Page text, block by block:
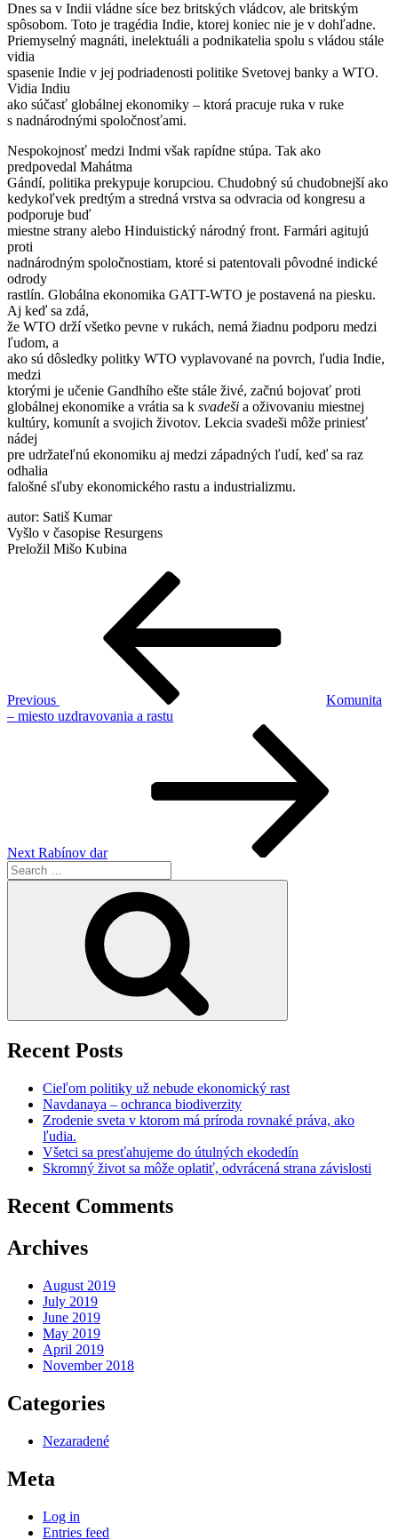
Dnes sa v Indii vládne síce bez britských vládcov, ale britským
spôsobom. Toto je tragédia Indie, ktorej koniec nie je v dohľadne.
Priemyselný magnáti, inelektuáli a podnikatelia spolu s vládou stále
vidia
spasenie Indie v jej podriadenosti politike Svetovej banky a WTO.
Vidia Indiu
ako súčasť globálnej ekonomiky – ktorá pracuje ruka v ruke
s nadnárodnými spoločnosťami.
Nespokojnosť medzi Indmi však rapídne stúpa. Tak ako
predpovedal Mahátma
Gándí, politika prekypuje korupciou. Chudobný sú chudobnejší ako
kedykoľvek predtým a stredná vrstva sa odvracia od kongresu a
podporuje buď
miestne strany alebo Hinduistický národný front. Farmári agitujú
proti
nadnárodným spoločnostiam, ktoré si patentovali pôvodné indické
odrody
rastlín. Globálna ekonomika GATT-WTO je postavená na piesku.
Aj keď sa zdá,
že WTO drží všetko pevne v rukách, nemá žiadnu podporu medzi
ľudom, a
ako sú dôsledky politky WTO vyplavované na povrch, ľudia Indie,
medzi
ktorými je učenie Gandhího ešte stále živé, začnú bojovať proti
globálnej ekonomike a vrátia sa k svadeši a oživovaniu miestnej
kultúry, komunít a svojich životov. Lekcia svadeši môže priniesť
nádej
pre udržateľnú ekonomiku aj medzi západných ľudí, keď sa raz
odhalia
falošné sľuby ekonomického rastu a industrializmu.
autor: Satiš Kumar
Vyšlo v časopise Resurgens
Preložil Mišo Kubina
Previous
Komunita
– miesto uzdravovania a rastu
Next Rabínov dar
Search
for:
Recent Posts
Cieľom politiky už nebude ekonomický rast
Navdanaya – ochranca biodiverzity
Zrodenie sveta v ktorom má príroda rovnaké práva, ako
ľudia.
Všetci sa presťahujeme do útulných ekodedín
Skromný život sa môže oplatiť, odvrácená strana závislosti
Recent Comments
Archives
August 2019
July 2019
June 2019
May 2019
April 2019
November 2018
Categories
Nezaradené
Meta
Log in
Entries feed